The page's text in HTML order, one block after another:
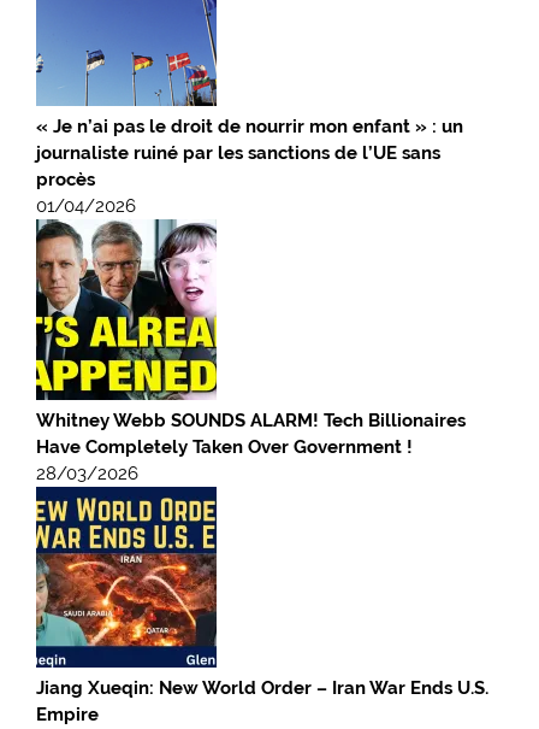
« Je n’ai pas le droit de nourrir mon enfant » : un
journaliste ruiné par les sanctions de l’UE sans
procès
01/04/2026
Whitney Webb SOUNDS ALARM! Tech Billionaires
Have Completely Taken Over Government !
28/03/2026
Jiang Xueqin: New World Order – Iran War Ends U.S.
Empire